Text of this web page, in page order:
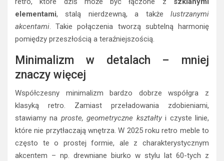
elementami, stalą nierdzewną, a także lustrzanymi
akcentami. Takie połączenia tworzą subtelną harmonię
pomiędzy przeszłością a teraźniejszością.
Minimalizm w detalach – mniej
znaczy więcej
Współczesny minimalizm bardzo dobrze współgra z
klasyką retro. Zamiast przeładowania zdobieniami,
stawiamy na proste, geometryczne kształtyi czyste linie,
które nie przytłaczają wnętrza. W 2025 roku retro meble to
często te o prostej formie, ale z charakterystycznym
akcentem – np. drewniane biurko w stylu lat 60-tych z